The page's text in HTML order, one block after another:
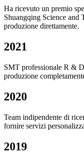
Ha ricevuto un premio
Shuangqing Science and
produzione direttamente.
2021
SMT professionale R &
produzione
2020
Team indipendente di
fornire servizi
2019